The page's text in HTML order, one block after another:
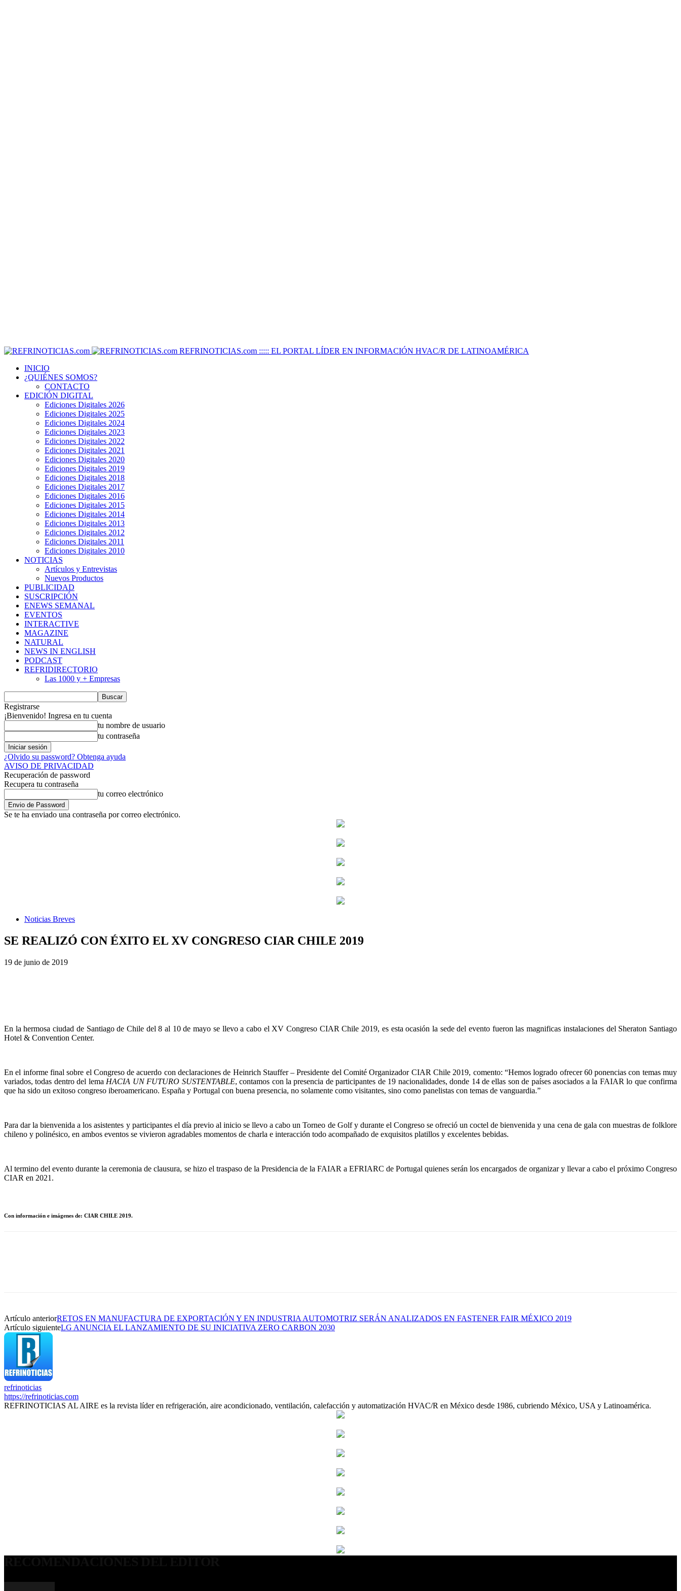
REFRINOTICIAS.com ::::: EL PORTAL LÍDER EN INFORMACIÓN HVAC/R DE LATINOAMÉRICA
INICIO
¿QUIÉNES SOMOS?
CONTACTO
EDICIÓN DIGITAL
Ediciones Digitales 2026
Ediciones Digitales 2025
Ediciones Digitales 2024
Ediciones Digitales 2023
Ediciones Digitales 2022
Ediciones Digitales 2021
Ediciones Digitales 2020
Ediciones Digitales 2019
Ediciones Digitales 2018
Ediciones Digitales 2017
Ediciones Digitales 2016
Ediciones Digitales 2015
Ediciones Digitales 2014
Ediciones Digitales 2013
Ediciones Digitales 2012
Ediciones Digitales 2011
Ediciones Digitales 2010
NOTICIAS
Artículos y Entrevistas
Nuevos Productos
PUBLICIDAD
SUSCRIPCIÓN
ENEWS SEMANAL
EVENTOS
INTERACTIVE
MAGAZINE
NATURAL
NEWS IN ENGLISH
PODCAST
REFRIDIRECTORIO
Las 1000 y + Empresas
Registrarse
¡Bienvenido! Ingresa en tu cuenta
tu nombre de usuario
tu contraseña
¿Olvido su password? Obtenga ayuda
AVISO DE PRIVACIDAD
Recuperación de password
Recupera tu contraseña
tu correo electrónico
Se te ha enviado una contraseña por correo electrónico.
Noticias Breves
SE REALIZÓ CON ÉXITO EL XV CONGRESO CIAR CHILE 2019
19 de junio de 2019
En la hermosa ciudad de Santiago de Chile del 8 al 10 de mayo se llevo a cabo el XV Congreso CIAR Chile 2019, es esta ocasión la sede del evento fueron las magnificas instalaciones del Sheraton Santiago
Hotel & Convention Center.
En el informe final sobre el Congreso de acuerdo con declaraciones de Heinrich Stauffer – Presidente del Comité Organizador CIAR Chile 2019, comento: “Hemos logrado ofrecer 60 ponencias con temas muy
variados, todas dentro del lema HACIA UN FUTURO SUSTENTABLE, contamos con la presencia de participantes de 19 nacionalidades, donde 14 de ellas son de países asociados a la FAIAR lo que confirma
que ha sido un exitoso congreso iberoamericano. España y Portugal con buena presencia, no solamente como visitantes, sino como panelistas con temas de vanguardia.”
Para dar la bienvenida a los asistentes y participantes el día previo al inicio se llevo a cabo un Torneo de Golf y durante el Congreso se ofreció un coctel de bienvenida y una cena de gala con muestras de folklore
chileno y polinésico, en ambos eventos se vivieron agradables momentos de charla e interacción todo acompañado de exquisitos platillos y excelentes bebidas.
Al termino del evento durante la ceremonia de clausura, se hizo el traspaso de la Presidencia de la FAIAR a EFRIARC de Portugal quienes serán los encargados de organizar y llevar a cabo el próximo Congreso
CIAR en 2021.
Con información e imágenes de: CIAR CHILE 2019.
Artículo anteriorRETOS EN MANUFACTURA DE EXPORTACIÓN Y EN INDUSTRIA AUTOMOTRIZ SERÁN ANALIZADOS EN FASTENER FAIR MÉXICO 2019
Artículo siguienteLG ANUNCIA EL LANZAMIENTO DE SU INICIATIVA ZERO CARBON 2030
refrinoticias
https://refrinoticias.com
REFRINOTICIAS AL AIRE es la revista líder en refrigeración, aire acondicionado, ventilación, calefacción y automatización HVAC/R en México desde 1986, cubriendo México, USA y Latinoamérica.